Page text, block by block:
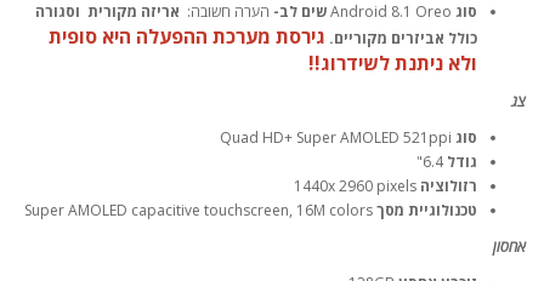
סוג Android 8.1 Oreoשים לב- הערה חשובה: אריזה מקורית וסגורה
כולל אביזרים מקוריים. גירסת מערכת ההפעלה היא סופית
ולא ניתנת לשידרוג!!
צג
סוג Quad HD+ Super AMOLED 521ppi
גודל 6.4"
רזולוציה 1440x 2960 pixels
טכנולוגיית מסךSuper AMOLED capacitive touchscreen, 16M colors
אחסון